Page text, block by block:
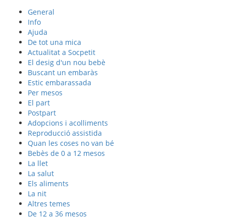
General
Info
Ajuda
De tot una mica
Actualitat a Socpetit
El desig d'un nou bebè
Buscant un embaràs
Estic embarassada
Per mesos
El part
Postpart
Adopcions i acolliments
Reproducció assistida
Quan les coses no van bé
Bebès de 0 a 12 mesos
La llet
La salut
Els aliments
La nit
Altres temes
De 12 a 36 mesos